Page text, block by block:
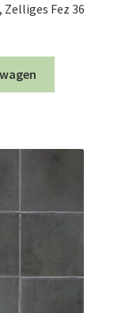
Fez 36